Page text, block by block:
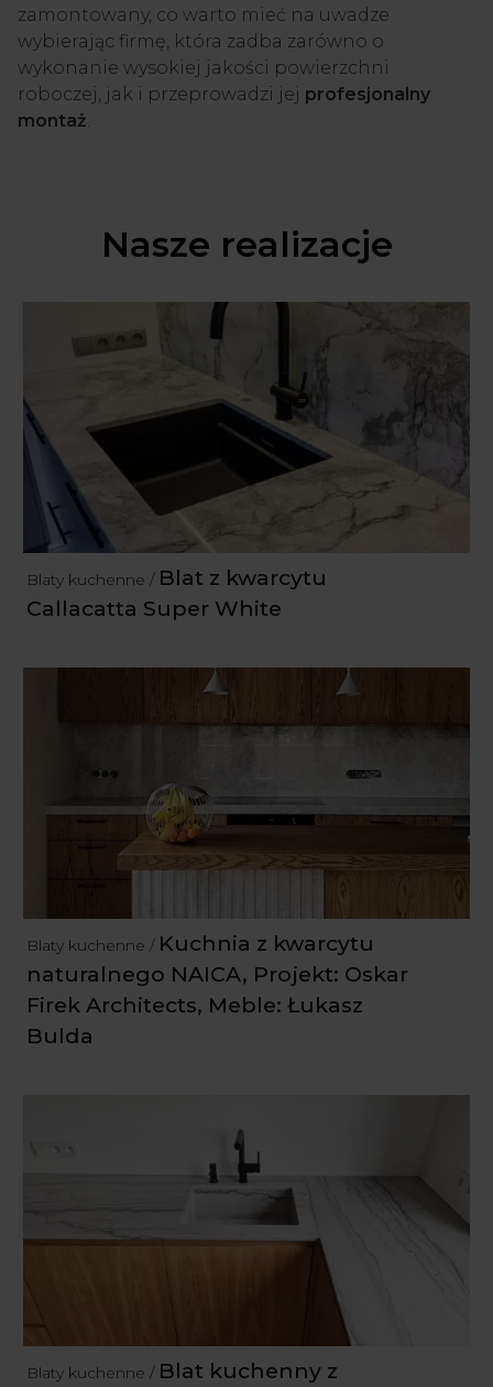
zamontowany, co warto mieć na uwadze
wybierając firmę, która zadba zarówno o
wykonanie wysokiej jakości powierzchni
roboczej, jak i przeprowadzi jej profesjonalny
montaż.
Nasze realizacje
Blaty kuchenne / Blat z kwarcytu
Callacatta Super White
Blaty kuchenne / Kuchnia z kwarcytu
naturalnego NAICA, Projekt: Oskar
Firek Architects, Meble: Łukasz
Bulda
Blaty kuchenne / Blat kuchenny z